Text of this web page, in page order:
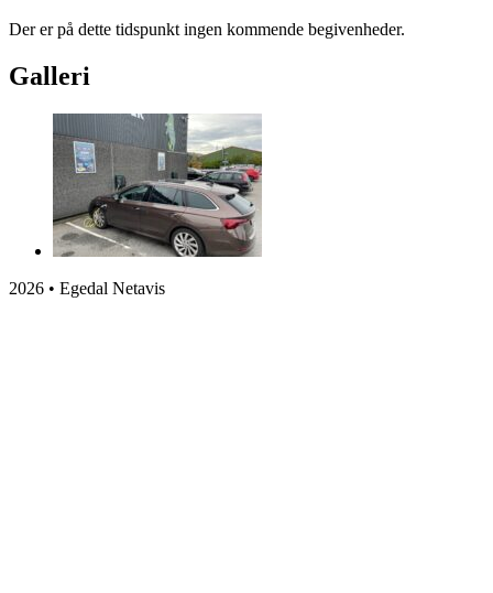
Der er på dette tidspunkt ingen kommende begivenheder.
Galleri
2026 • Egedal Netavis